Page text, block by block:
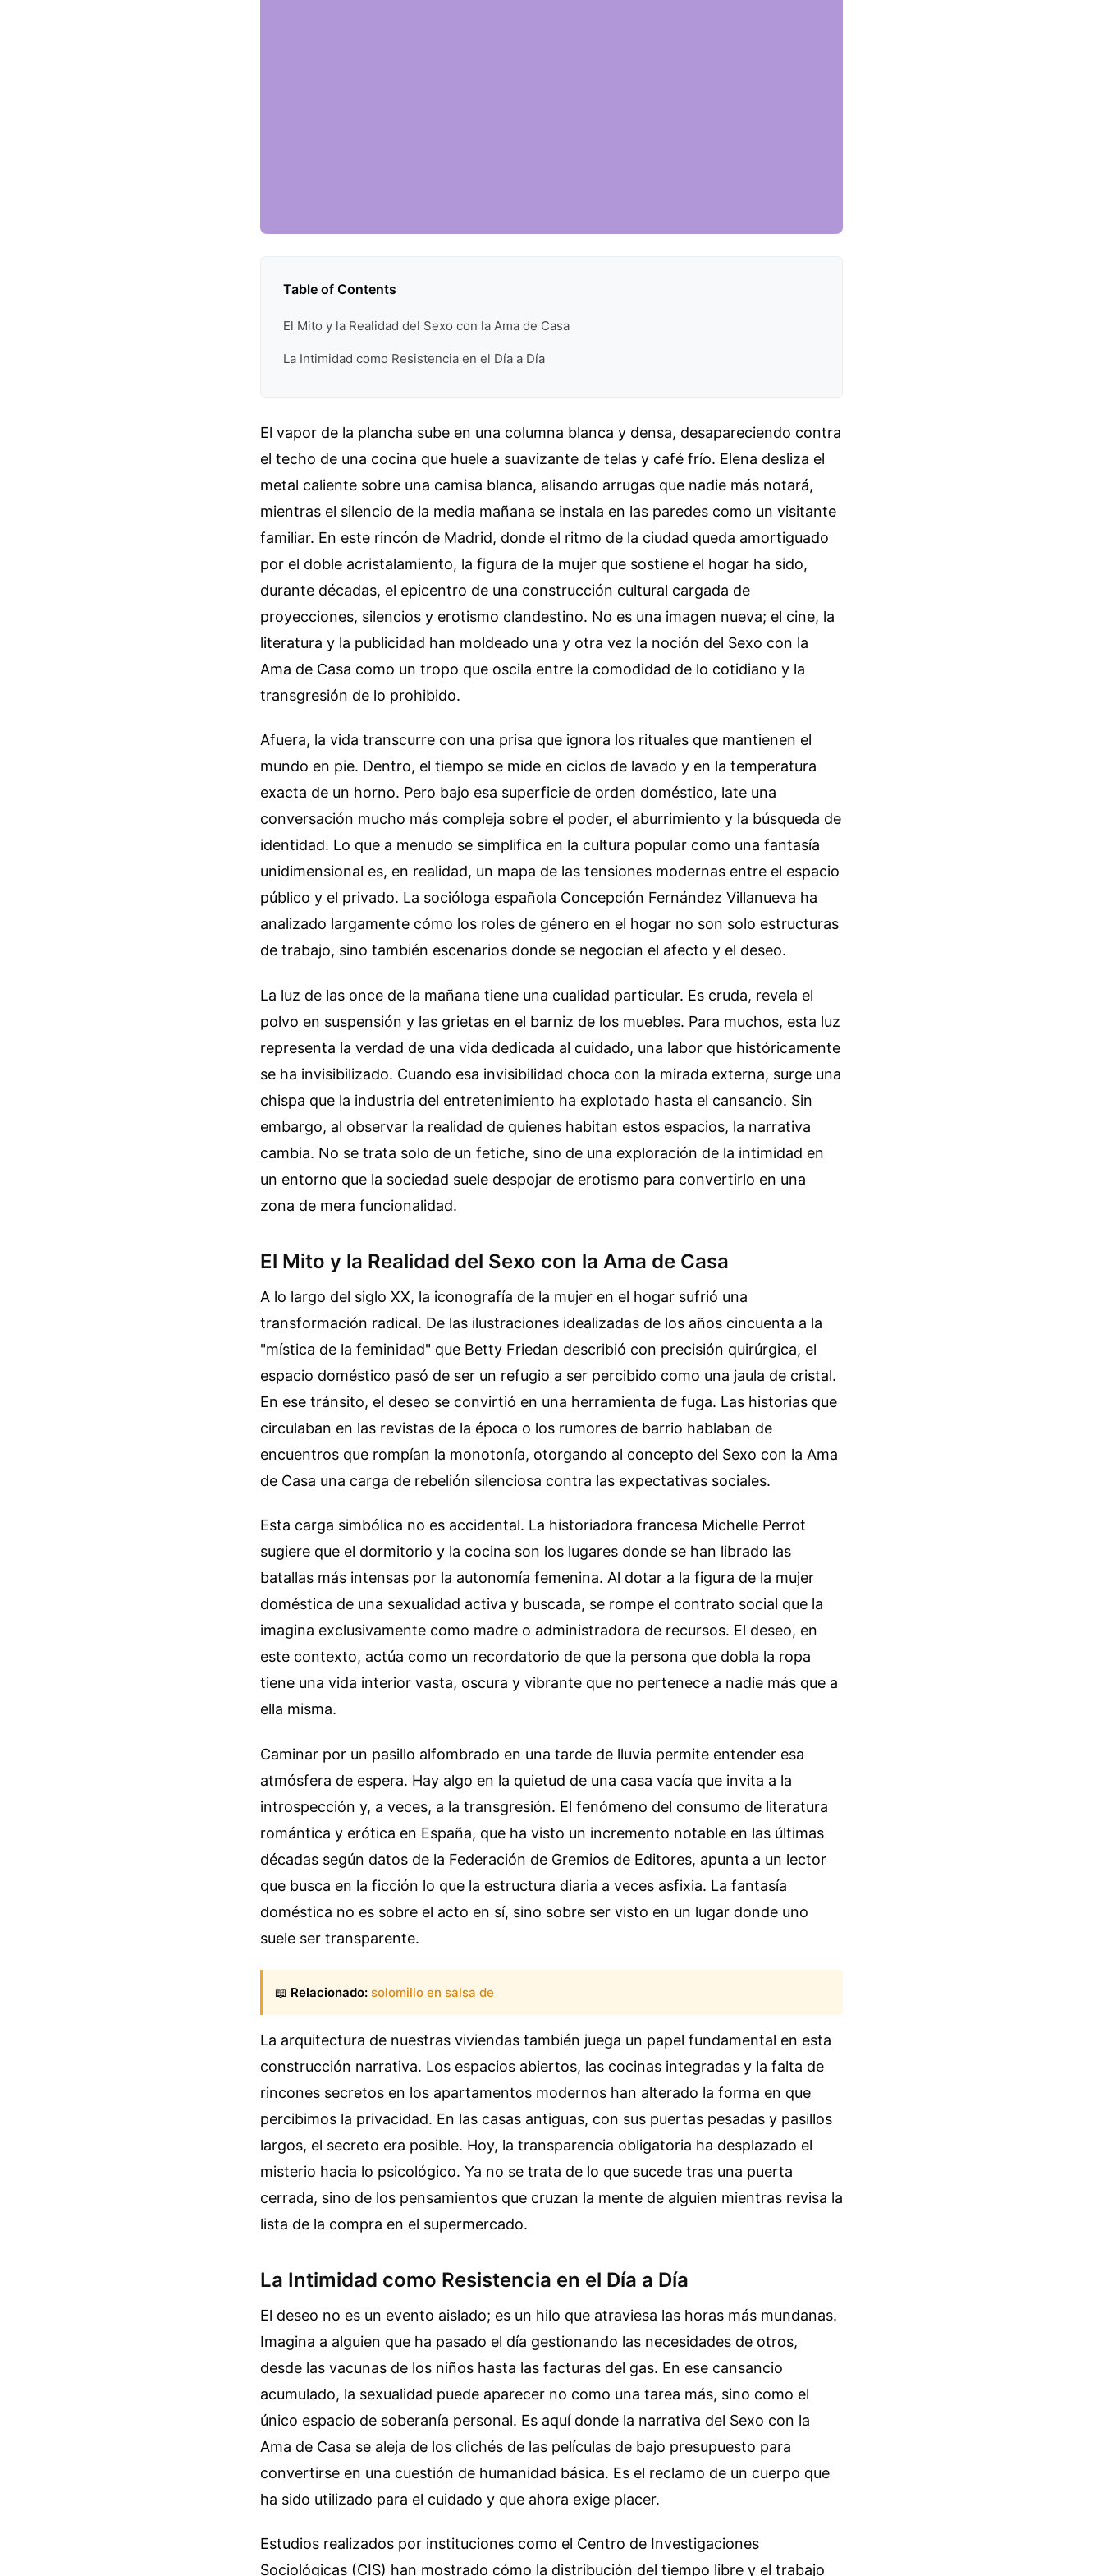
Table of Contents
El Mito y la Realidad del Sexo con la Ama de Casa
La Intimidad como Resistencia en el Día a Día
El vapor de la plancha sube en una columna blanca y densa, desapareciendo contra
el techo de una cocina que huele a suavizante de telas y café frío. Elena desliza el
metal caliente sobre una camisa blanca, alisando arrugas que nadie más notará,
mientras el silencio de la media mañana se instala en las paredes como un visitante
familiar. En este rincón de Madrid, donde el ritmo de la ciudad queda amortiguado
por el doble acristalamiento, la figura de la mujer que sostiene el hogar ha sido,
durante décadas, el epicentro de una construcción cultural cargada de
proyecciones, silencios y erotismo clandestino. No es una imagen nueva; el cine, la
literatura y la publicidad han moldeado una y otra vez la noción del Sexo con la
Ama de Casa como un tropo que oscila entre la comodidad de lo cotidiano y la
transgresión de lo prohibido.
Afuera, la vida transcurre con una prisa que ignora los rituales que mantienen el
mundo en pie. Dentro, el tiempo se mide en ciclos de lavado y en la temperatura
exacta de un horno. Pero bajo esa superficie de orden doméstico, late una
conversación mucho más compleja sobre el poder, el aburrimiento y la búsqueda de
identidad. Lo que a menudo se simplifica en la cultura popular como una fantasía
unidimensional es, en realidad, un mapa de las tensiones modernas entre el espacio
público y el privado. La socióloga española Concepción Fernández Villanueva ha
analizado largamente cómo los roles de género en el hogar no son solo estructuras
de trabajo, sino también escenarios donde se negocian el afecto y el deseo.
La luz de las once de la mañana tiene una cualidad particular. Es cruda, revela el
polvo en suspensión y las grietas en el barniz de los muebles. Para muchos, esta luz
representa la verdad de una vida dedicada al cuidado, una labor que históricamente
se ha invisibilizado. Cuando esa invisibilidad choca con la mirada externa, surge una
chispa que la industria del entretenimiento ha explotado hasta el cansancio. Sin
embargo, al observar la realidad de quienes habitan estos espacios, la narrativa
cambia. No se trata solo de un fetiche, sino de una exploración de la intimidad en
un entorno que la sociedad suele despojar de erotismo para convertirlo en una
zona de mera funcionalidad.
El Mito y la Realidad del Sexo con la Ama de Casa
A lo largo del siglo XX, la iconografía de la mujer en el hogar sufrió una
transformación radical. De las ilustraciones idealizadas de los años cincuenta a la
"mística de la feminidad" que Betty Friedan describió con precisión quirúrgica, el
espacio doméstico pasó de ser un refugio a ser percibido como una jaula de cristal.
En ese tránsito, el deseo se convirtió en una herramienta de fuga. Las historias que
circulaban en las revistas de la época o los rumores de barrio hablaban de
encuentros que rompían la monotonía, otorgando al concepto del Sexo con la Ama
de Casa una carga de rebelión silenciosa contra las expectativas sociales.
Esta carga simbólica no es accidental. La historiadora francesa Michelle Perrot
sugiere que el dormitorio y la cocina son los lugares donde se han librado las
batallas más intensas por la autonomía femenina. Al dotar a la figura de la mujer
doméstica de una sexualidad activa y buscada, se rompe el contrato social que la
imagina exclusivamente como madre o administradora de recursos. El deseo, en
este contexto, actúa como un recordatorio de que la persona que dobla la ropa
tiene una vida interior vasta, oscura y vibrante que no pertenece a nadie más que a
ella misma.
Caminar por un pasillo alfombrado en una tarde de lluvia permite entender esa
atmósfera de espera. Hay algo en la quietud de una casa vacía que invita a la
introspección y, a veces, a la transgresión. El fenómeno del consumo de literatura
romántica y erótica en España, que ha visto un incremento notable en las últimas
décadas según datos de la Federación de Gremios de Editores, apunta a un lector
que busca en la ficción lo que la estructura diaria a veces asfixia. La fantasía
doméstica no es sobre el acto en sí, sino sobre ser visto en un lugar donde uno
suele ser transparente.
📖 Relacionado: solomillo en salsa de
La arquitectura de nuestras viviendas también juega un papel fundamental en esta
construcción narrativa. Los espacios abiertos, las cocinas integradas y la falta de
rincones secretos en los apartamentos modernos han alterado la forma en que
percibimos la privacidad. En las casas antiguas, con sus puertas pesadas y pasillos
largos, el secreto era posible. Hoy, la transparencia obligatoria ha desplazado el
misterio hacia lo psicológico. Ya no se trata de lo que sucede tras una puerta
cerrada, sino de los pensamientos que cruzan la mente de alguien mientras revisa la
lista de la compra en el supermercado.
La Intimidad como Resistencia en el Día a Día
El deseo no es un evento aislado; es un hilo que atraviesa las horas más mundanas.
Imagina a alguien que ha pasado el día gestionando las necesidades de otros,
desde las vacunas de los niños hasta las facturas del gas. En ese cansancio
acumulado, la sexualidad puede aparecer no como una tarea más, sino como el
único espacio de soberanía personal. Es aquí donde la narrativa del Sexo con la
Ama de Casa se aleja de los clichés de las películas de bajo presupuesto para
convertirse en una cuestión de humanidad básica. Es el reclamo de un cuerpo que
ha sido utilizado para el cuidado y que ahora exige placer.
Estudios realizados por instituciones como el Centro de Investigaciones
Sociológicas (CIS) han mostrado cómo la distribución del tiempo libre y el trabajo